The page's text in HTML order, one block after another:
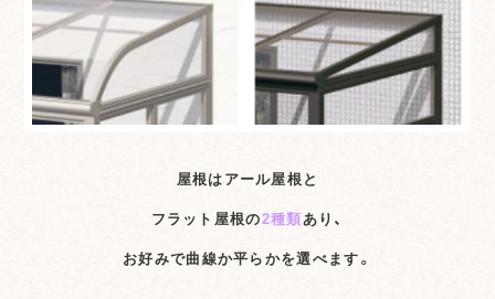
屋根はアール屋根と
フラット屋根の2種類あり、
お好みで曲線か平らかを選べます。